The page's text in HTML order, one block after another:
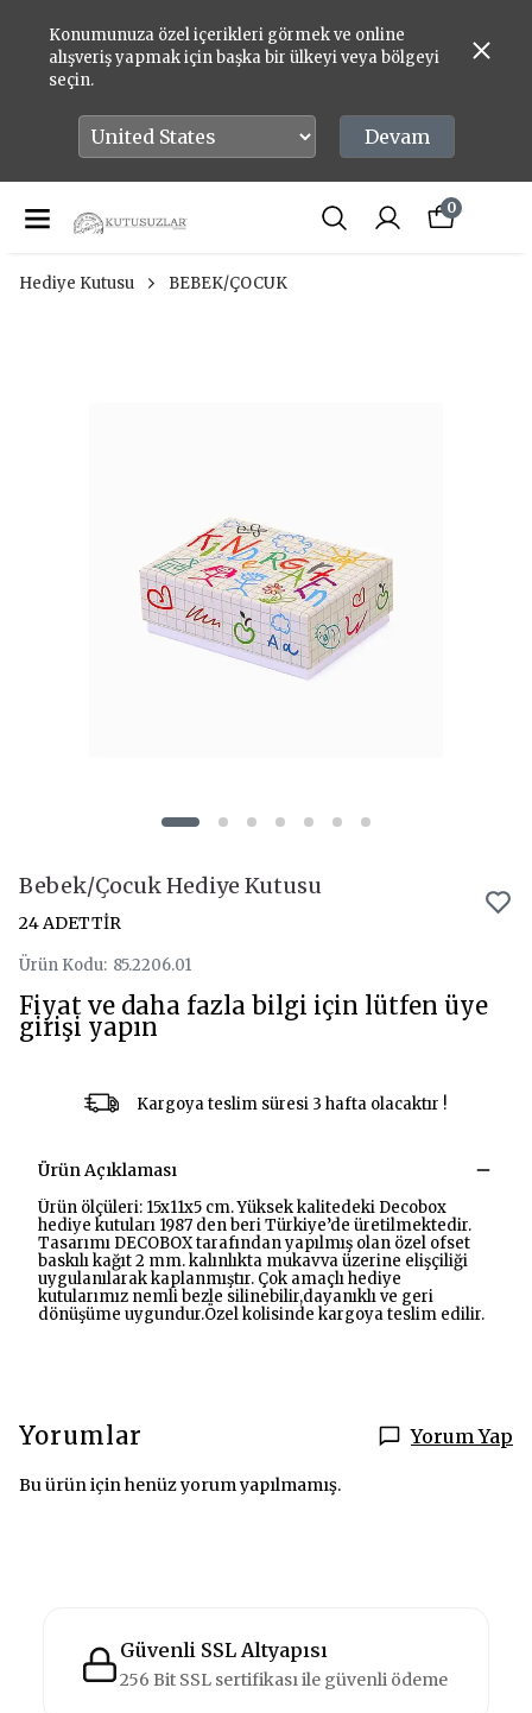
Konumunuza özel içerikleri görmek ve online
alışveriş yapmak için başka bir ülkeyi veya bölgeyi
seçin.
Devam
0
Hediye Kutusu BEBEK/ÇOCUK
Bebek/Çocuk Hediye Kutusu
24 ADETTİR
Ürün Kodu: 85.2206.01
Fiyat ve daha fazla bilgi için lütfen üye
girişi yapın
Kargoya teslim süresi 3 hafta olacaktır !
Ürün Açıklaması
Ürün ölçüleri: 15x11x5 cm. Yüksek kalitedeki Decobox
hediye kutuları 1987 den beri Türkiye’de üretilmektedir.
Tasarımı DECOBOX tarafından yapılmış olan özel ofset
baskılı kağıt 2 mm. kalınlıkta mukavva üzerine elişçiliği
uygulanılarak kaplanmıştır. Çok amaçlı hediye
kutularımız nemli bezle silinebilir,dayanıklı ve geri
dönüşüme uygundur.Özel kolisinde kargoya teslim edilir.
Yorumlar Yorum Yap
Bu ürün için henüz yorum yapılmamış.
Güvenli SSL Altyapısı
256 Bit SSL sertifikası ile güvenli ödeme